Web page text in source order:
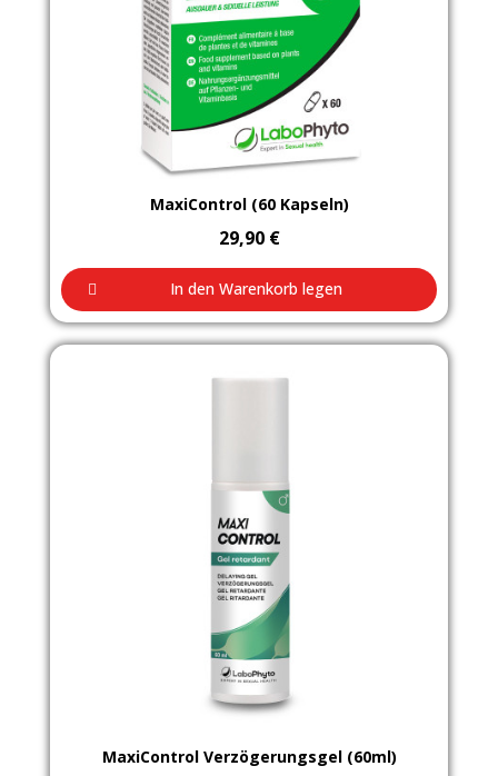
Aperçu rapide
MaxiControl (60 Kapseln)
29,90 €
In den Warenkorb legen
Aperçu rapide
MaxiControl Verzögerungsgel (60ml)